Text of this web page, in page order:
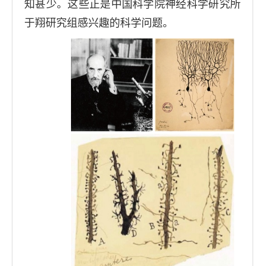
知甚少。这些正是中国科学院神经科学研究所
于翔研究组感兴趣的科学问题。